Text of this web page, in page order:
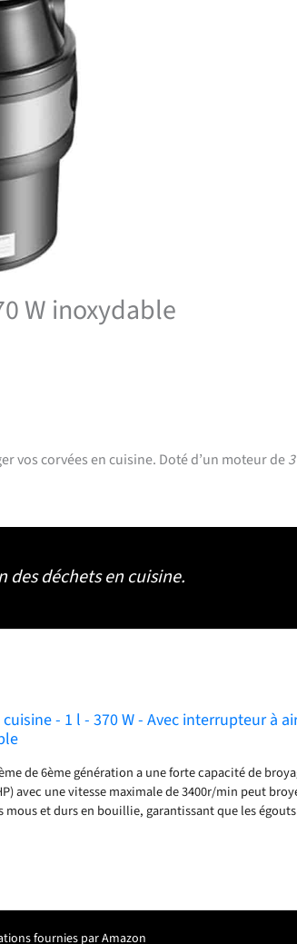
W inoxydable
vos corvées en cuisine. Doté d’un moteur de
déchets en cuisine.
- 1 l - 370 W - Avec interrupteur à
de 6ème génération a une forte capacité de
avec une vitesse maximale de 3400r/min peut
et durs en bouillie, garantissant que les
peut broyer divers résidus alimentaires mous et durs
garantissant ainsi que l'égout n'est pas obstrué.
de broyage élargie de 42,23 oz lui permet de traiter
de repas quotidiens pour une famille
fournies par Amazon